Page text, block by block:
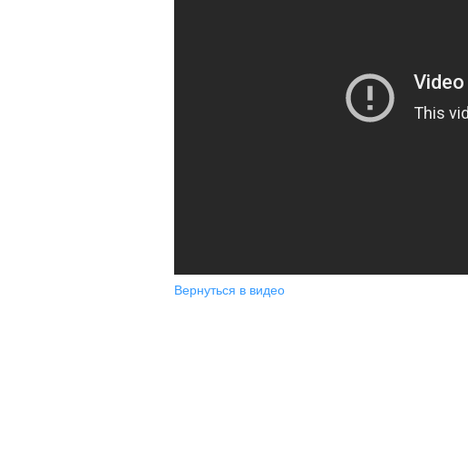
Вернуться в видео